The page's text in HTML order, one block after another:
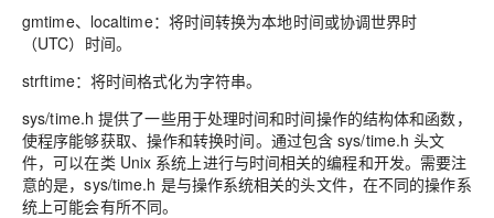
gmtime、localtime：将时间转换为本地时间或协调世界时
（UTC）时间。
strftime：将时间格式化为字符串。
sys/time.h 提供了一些用于处理时间和时间操作的结构体和函数，
使程序能够获取、操作和转换时间。通过包含 sys/time.h 头文
件，可以在类 Unix 系统上进行与时间相关的编程和开发。需要注
意的是，sys/time.h 是与操作系统相关的头文件，在不同的操作系
统上可能会有所不同。